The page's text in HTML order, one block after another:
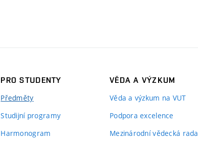
PRO STUDENTY
Předměty
Studijní programy
Harmonogram
VĚDA A VÝZKUM
Věda a výzkum na VUT
Podpora excelence
Mezinárodní vědecká rada